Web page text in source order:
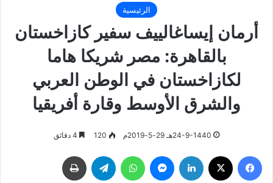
الرئيسية
أرمان إيساغالييف سفير كازاخستان
بالقاهرة: مصر شريكا هاما
لكازاخستان في الوطن العربي
والشرق الأوسط وقارة أفريقيا
24-9-1440هـ 29-5-2019م 120